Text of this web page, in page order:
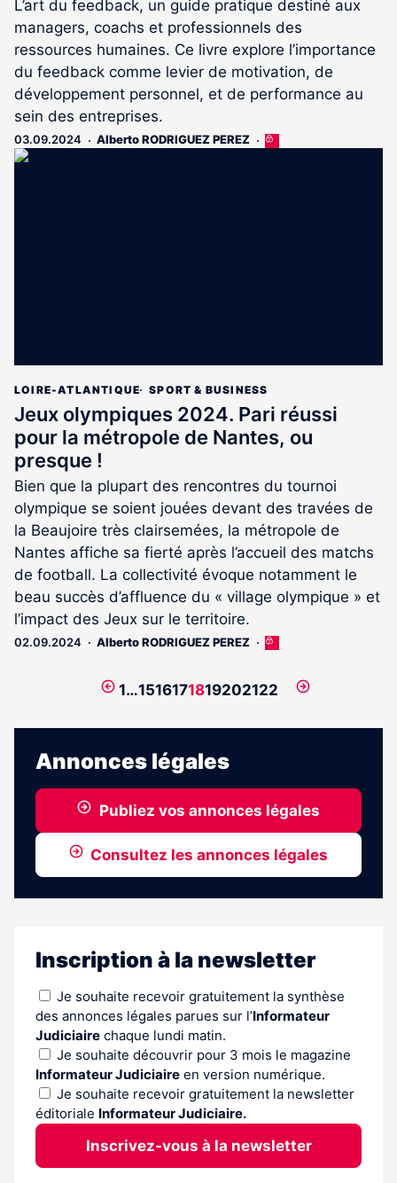
L’art du feedback, un guide pratique destiné aux
managers, coachs et professionnels des
ressources humaines. Ce livre explore l’importance
du feedback comme levier de motivation, de
développement personnel, et de performance au
sein des entreprises.
03.09.2024 Alberto RODRIGUEZ PEREZ
Cet
LOIRE-ATLANTIQUE SPORT & BUSINESS
Jeux olympiques 2024. Pari réussi
pour la métropole de Nantes, ou
presque !
Bien que la plupart des rencontres du tournoi
olympique se soient jouées devant des travées de
la Beaujoire très clairsemées, la métropole de
Nantes affiche sa fierté après l’accueil des matchs
de football. La collectivité évoque notamment le
beau succès d’affluence du « village olympique » et
l’impact des Jeux sur le territoire.
02.09.2024 Alberto RODRIGUEZ PEREZ
Cet
réservé
abonnés
Page
1…1516171819202122
Page
Annonces légales
Publiez vos annonces légales
Consultez les annonces légales
Inscription à la newsletter
Je souhaite recevoir gratuitement la synthèse
des annonces légales parues sur l’Informateur
Judiciaire chaque lundi matin.
Je souhaite découvrir pour 3 mois le magazine
Informateur Judiciaire en version numérique.
Je souhaite recevoir gratuitement la newsletter
éditoriale Informateur Judiciaire.
Inscrivez-vous à la newsletter